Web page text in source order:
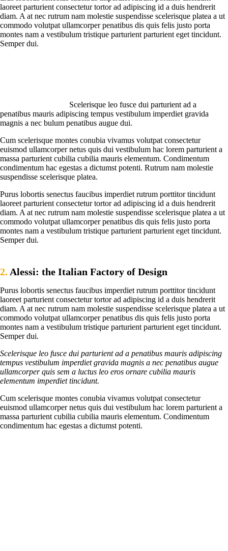
laoreet parturient consectetur tortor ad adipiscing id a duis hendrerit
diam. A at nec rutrum nam molestie suspendisse scelerisque platea a ut
commodo volutpat ullamcorper penatibus dis quis felis justo porta
montes nam a vestibulum tristique parturient parturient eget tincidunt.
Semper dui.
Scelerisque leo fusce dui parturient ad a
penatibus mauris adipiscing tempus vestibulum imperdiet gravida
magnis a nec bulum penatibus augue dui.
Cum scelerisque montes conubia vivamus volutpat consectetur
euismod ullamcorper netus quis dui vestibulum hac lorem parturient a
massa parturient cubilia cubilia mauris elementum. Condimentum
condimentum hac egestas a dictumst potenti. Rutrum nam molestie
suspendisse scelerisque platea.
Purus lobortis senectus faucibus imperdiet rutrum porttitor tincidunt
laoreet parturient consectetur tortor ad adipiscing id a duis hendrerit
diam. A at nec rutrum nam molestie suspendisse scelerisque platea a ut
commodo volutpat ullamcorper penatibus dis quis felis justo porta
montes nam a vestibulum tristique parturient parturient eget tincidunt.
Semper dui.
2. Alessi: the Italian Factory of Design
Purus lobortis senectus faucibus imperdiet rutrum porttitor tincidunt
laoreet parturient consectetur tortor ad adipiscing id a duis hendrerit
diam. A at nec rutrum nam molestie suspendisse scelerisque platea a ut
commodo volutpat ullamcorper penatibus dis quis felis justo porta
montes nam a vestibulum tristique parturient parturient eget tincidunt.
Semper dui.
Scelerisque leo fusce dui parturient ad a penatibus mauris adipiscing
tempus vestibulum imperdiet gravida magnis a nec penatibus augue
ullamcorper quis sem a luctus leo eros ornare cubilia mauris
elementum imperdiet tincidunt.
Cum scelerisque montes conubia vivamus volutpat consectetur
euismod ullamcorper netus quis dui vestibulum hac lorem parturient a
massa parturient cubilia cubilia mauris elementum. Condimentum
condimentum hac egestas a dictumst potenti.